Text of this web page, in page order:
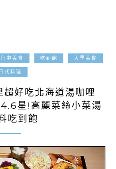
台中美食 吃到飽 大里美食
式料理
好吃北海道湯咖哩
星!高麗菜絲小菜湯
吃到飽